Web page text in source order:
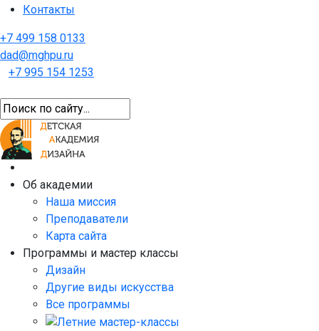
Контакты
+7 499 158 0133
dad@mghpu.ru
+7 995 154 1253
Об академии
Наша миссия
Преподаватели
Карта сайта
Программы и мастер классы
Дизайн
Другие виды искусства
Все программы